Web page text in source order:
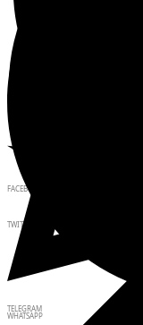
FACEBOOK
TWITTER
WHATSAPP
TELEGRAM